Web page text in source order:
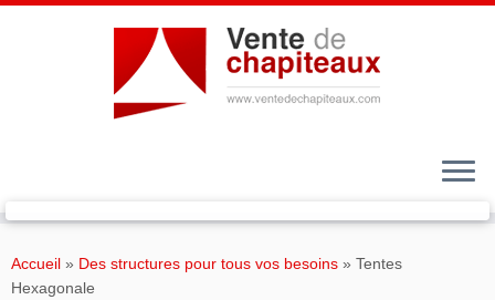
au
contenu
Accueil » Des structures pour tous vos besoins » Tentes
Hexagonale